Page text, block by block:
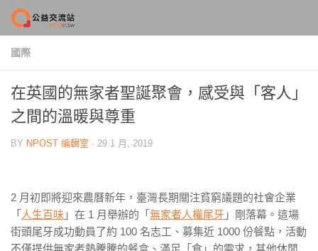
Skip to content
國際
在英國的無家者聖誕聚會，感受與「客人」
之間的溫暖與尊重
BY NPOST 編輯室 · 29 1 月, 2019
2 月初即將迎來農曆新年，臺灣長期關注貧窮議題的社會企業
「 人生百味 」在 1 月舉辦的「 無家者人權尾牙 」剛落幕。這場
街頭尾牙成功動員了約 100 名志工、募集近 1000 份餐點，活動
不僅提供無家者熱騰騰的餐盒、滿足「食」的需求，其他休閒